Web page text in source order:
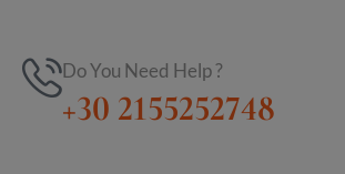
Do You Need Help ?
+30 2155252748